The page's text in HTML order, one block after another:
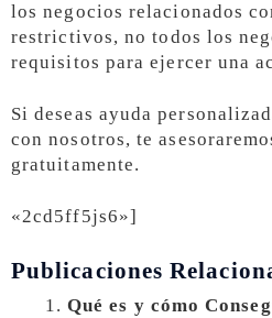
los negocios relacionados
restrictivos, no todos los
requisitos para ejercer una
Si deseas ayuda
con nosotros, te
gratuitamente.
«2cd5ff5js6»]
Publicaciones
Qué es y cómo